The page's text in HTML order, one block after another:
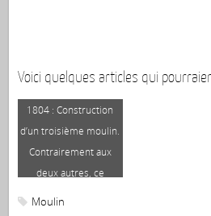
Voici quelques articles qui
1804 : Construction
d’un troisième moulin.
Contrairement aux
deux autres, ce
Moulin